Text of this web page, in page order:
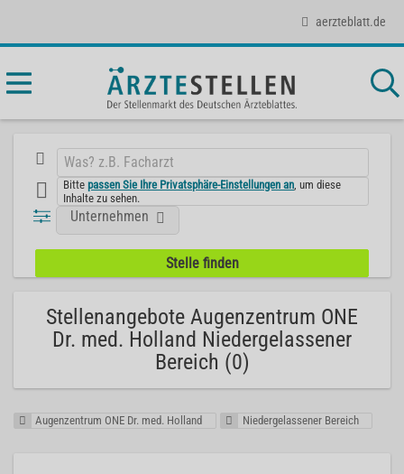
aerzteblatt.de
Bittepassen Sie Ihre Privatsphäre-Einstellungen an , um diese
Inhalte zu sehen.
Unternehmen
Stellenangebote Augenzentrum ONE
Dr. med. Holland Niedergelassener
Bereich (0)
Augenzentrum ONE Dr. med. Holland Niedergelassener Bereich